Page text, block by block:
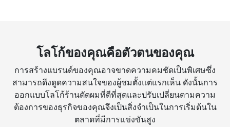
โลโก้ของคุณคือตัวตนของคุณ
การสร้างแบรนด์ของคุณอาจขาดความคมชัดเป็นพิเศษซึ่ง
สามารถดึงดูดความสนใจของผู้ชมตั้งแต่แรกเห็น ดังนั้นการ
ออกแบบโลโก้ร้านตัดผมที่ดีที่สุดและปรับเปลี่ยนตามความ
ต้องการของธุรกิจของคุณจึงเป็นสิ่งจำเป็นในการเริ่มต้นใน
ตลาดที่มีการแข่งขันสูง